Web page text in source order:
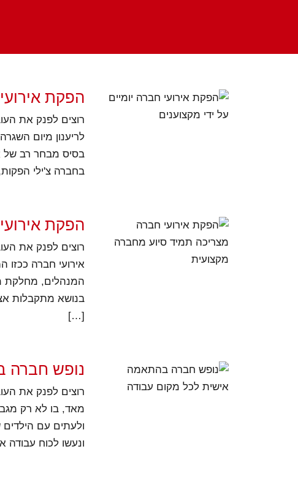
הפקת
לריענון מיום
בסיס מבחר רב של
בחברה צ'ילי
הפקת
אירועי חברה ככזו
המנהלים, מחלקת
בנושא מתקבלות
[…]
נופש חברה
מאד, בו לא רק
ולעתים עם
ונעשו לכוח עבודה